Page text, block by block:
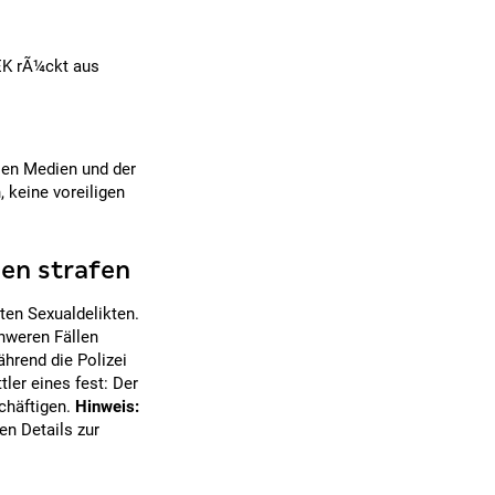
rÃ¼ckt aus
Medien und der
keine voreiligen
strafen
Sexualdelikten.
Fällen
die Polizei
eines fest: Der
Hinweis:
Details zur